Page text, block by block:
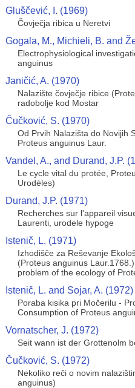
Gluščević, I. (1969)
Čovječja ribica u Neretvi
Gogala, M., Michieli, B. and
Electrophysiological
anguinus
Janičić, A. (1970)
Nalazište čovječje ribice
radobolje kod Mostar
Čučković, S. (1970)
Od Prvih Nalazišta do Novijih
Proteus anguinus Laur.
Vandel, A., and Durand, J.P.
Le cycle vital du protée,
Urodèles)
Durand, J.P. (1971)
Recherches sur l'appareil
Laurenti, urodele hypoge
Istenič, L. (1971)
Izhodišče za Reševanje
(Proteus anguinus
problem of the ecology of
Istenič, L. and Sojar, A. (1972)
Poraba kisika pri Močerilu -
Consumption of Proteus
Vornatscher, J. (1972)
Seit wann ist der Grottenolm
Čučković, S. (1972)
Nekoliko reči o novim
anguinus)